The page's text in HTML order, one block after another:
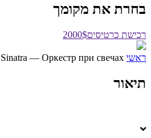
בחרת את מקומך
רכישת כרטיסים2000$
ראשי — Оркестр при свечах
תיאור